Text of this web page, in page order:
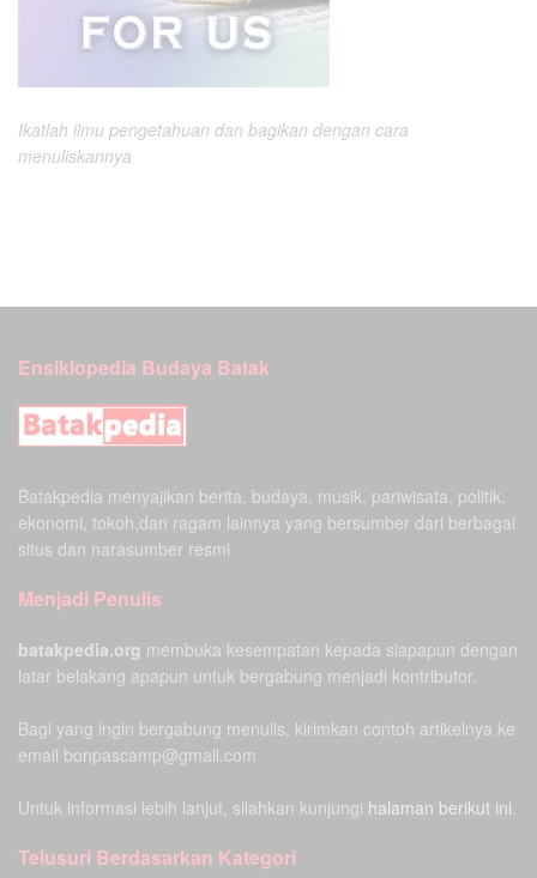
Ikatlah ilmu pengetahuan dan bagikan dengan cara
menuliskannya
Ensiklopedia Budaya Batak
Batakpedia menyajikan berita, budaya, musik, pariwisata, politik,
ekonomi, tokoh,dan ragam lainnya yang bersumber dari berbagai
situs dan narasumber resmi
Menjadi Penulis
batakpedia.org membuka kesempatan kepada siapapun dengan
latar belakang apapun untuk bergabung menjadi kontributor.
Bagi yang ingin bergabung menulis, kirimkan contoh artikelnya ke
email bonpascamp@gmail.com
Untuk informasi lebih lanjut, silahkan kunjungi halaman berikut ini.
Telusuri Berdasarkan Kategori